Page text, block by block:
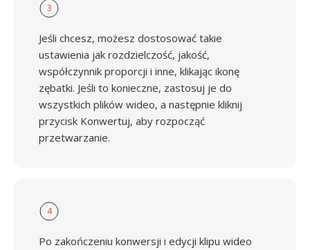
3
Jeśli chcesz, możesz dostosować takie
ustawienia jak rozdzielczość, jakość,
współczynnik proporcji i inne, klikając ikonę
zębatki. Jeśli to konieczne, zastosuj je do
wszystkich plików wideo, a następnie kliknij
przycisk Konwertuj, aby rozpocząć
przetwarzanie.
4
Po zakończeniu konwersji i edycji klipu wideo